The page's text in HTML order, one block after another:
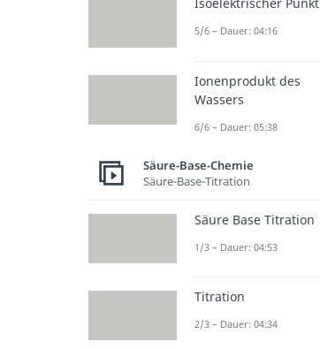
5/6 – Dauer: 04:16
Ionenprodukt des
Wassers
6/6 – Dauer: 05:38
Säure-Base-Chemie
Säure-Base-Titration
Säure Base Titration
1/3 – Dauer: 04:53
Titration
2/3 – Dauer: 04:34